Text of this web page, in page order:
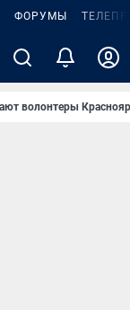
ФОРУМЫ
волонтеры